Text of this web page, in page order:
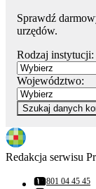
Sprawdź
urzędów.
Rodzaj instytucji:
Województwo:
Szukaj danych
Redakcja serwisu
Numer telefonu:
801 04 45 45